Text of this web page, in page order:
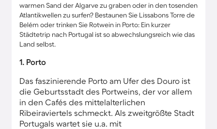
warmen Sand der Algarve zu graben oder in den tosenden
Atlantikwellen zu surfen? Bestaunen Sie Lissabons Torre de
Belém oder trinken Sie Rotwein in Porto: Ein kurzer
Städtetrip nach Portugal ist so abwechslungsreich wie das
Land selbst.
1. Porto
Das faszinierende Porto am Ufer des Douro ist
die Geburtsstadt des Portweins, der vor allem
in den Cafés des mittelalterlichen
Ribeiraviertels schmeckt. Als zweitgrößte Stadt
Portugals wartet sie u.a. mit